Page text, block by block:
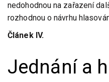
nedohodnou na zařazení
rozhodnou o návrhu
Článek IV.
Jednání a